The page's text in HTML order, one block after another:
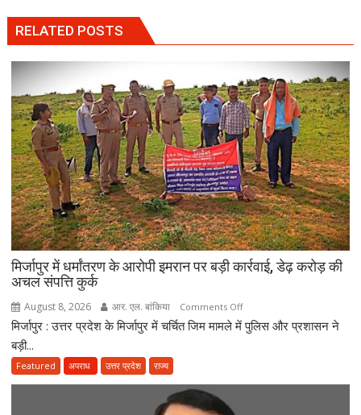
RELATED POSTS
मिर्जापुर में धर्मांतरण के आरोपी इमरान पर बड़ी कार्रवाई, डेढ़ करोड़ की
अचल संपत्ति कुर्क
August 8, 2026 आर. एल. बांकिया Comments Offon
मिर्जापुर
मिर्जापुर : उत्तर प्रदेश के मिर्जापुर में चर्चित जिम मामले में पुलिस और प्रशासन ने
बड़ी...
Featured अपराध उत्तर प्रदेश राज्य